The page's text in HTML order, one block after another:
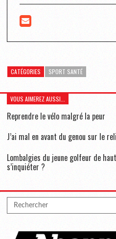
CATÉGORIES SPORT SANTÉ
VOUS AIMEREZ AUSSI...
Reprendre le vélo malgré la peur
J’ai mal en avant du genou sur le
Lombalgies du jeune golfeur de
s’inquiéter ?